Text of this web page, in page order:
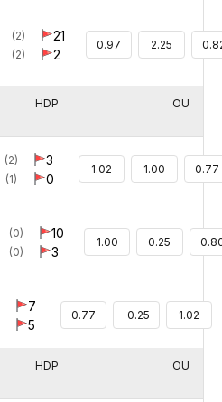
(2)
(2)
21
2
0.97 2.25
HDP OU
(2)
(1)
3
0
1.02 1.00 0.77
(0)
(0)
10
3
1.00 0.25
7
5
0.77 -0.25 1.02
HDP OU